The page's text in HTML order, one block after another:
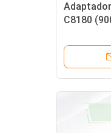
C8180
800gbs